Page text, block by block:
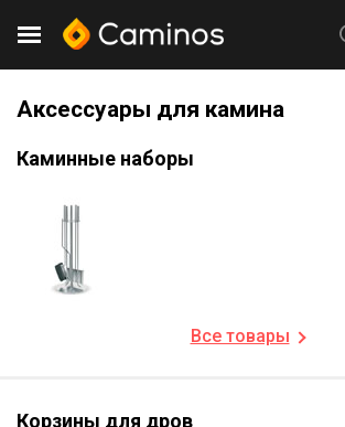
Аксессуары для камина
Каминные наборы
Все товары
Корзины для дров